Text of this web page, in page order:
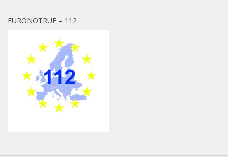
EURONOTRUF – 112